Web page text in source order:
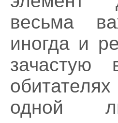
весьма
иногда и
зачастую
одной